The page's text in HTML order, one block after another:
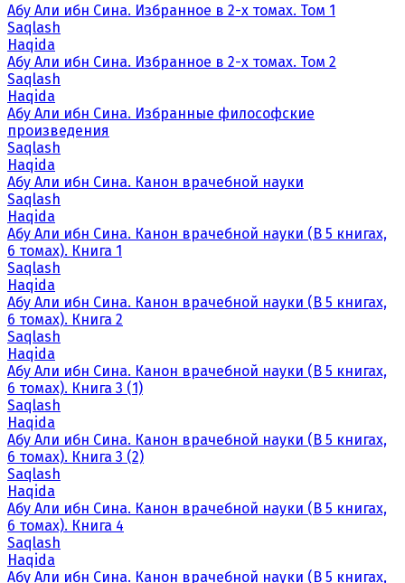
Абу Али ибн Сина. Избранное в 2-х томах. Том 1
Saqlash
Haqida
Абу Али ибн Сина. Избранное в 2-х томах. Том 2
Saqlash
Haqida
Абу Али ибн Сина. Избранные философские
произведения
Saqlash
Haqida
Абу Али ибн Сина. Канон врачебной науки
Saqlash
Haqida
Абу Али ибн Сина. Канон врачебной науки (В 5 книгах,
6 томах). Книга 1
Saqlash
Haqida
Абу Али ибн Сина. Канон врачебной науки (В 5 книгах,
6 томах). Книга 2
Saqlash
Haqida
Абу Али ибн Сина. Канон врачебной науки (В 5 книгах,
6 томах). Книга 3 (1)
Saqlash
Haqida
Абу Али ибн Сина. Канон врачебной науки (В 5 книгах,
6 томах). Книга 3 (2)
Saqlash
Haqida
Абу Али ибн Сина. Канон врачебной науки (В 5 книгах,
6 томах). Книга 4
Saqlash
Haqida
Абу Али ибн Сина. Канон врачебной науки (В 5 книгах,